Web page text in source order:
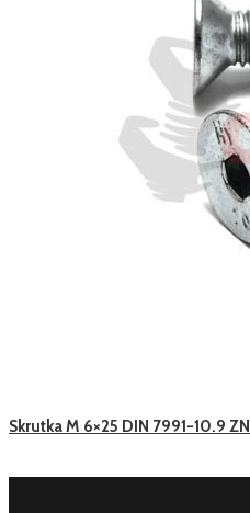
Skrutka M 6×25 DIN 7991-10.9 ZN